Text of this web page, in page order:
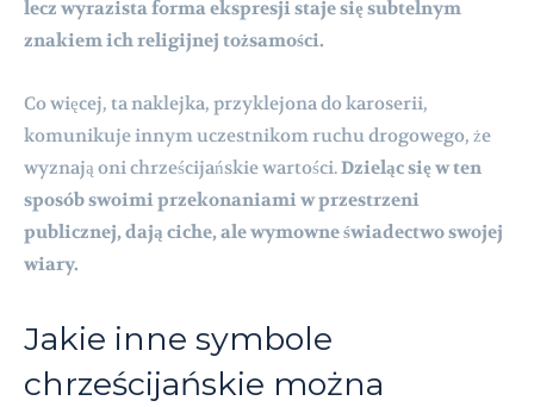
lecz wyrazista forma ekspresji staje się subtelnym
znakiem ich religijnej tożsamości.
Co więcej, ta naklejka, przyklejona do karoserii,
komunikuje innym uczestnikom ruchu drogowego, że
wyznają oni chrześcijańskie wartości.Dzieląc się w ten
sposób swoimi przekonaniami w przestrzeni
publicznej, dają ciche, ale wymowne świadectwo swojej
wiary.
Jakie inne symbole
chrześcijańskie można